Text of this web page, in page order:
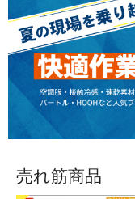
売れ筋商品